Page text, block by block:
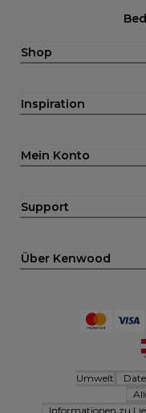
Shop
Inspiration
Mein Konto
Support
Über Kenwood
Umwelt
Informationen zu